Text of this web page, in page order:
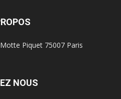
Piquet 75007 Paris
NOUS